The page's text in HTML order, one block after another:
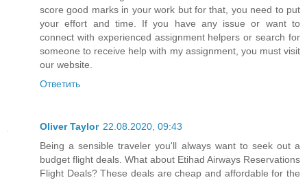
score good marks in your work but for that, you need to put
your effort and time. If you have any issue or want to
connect with experienced assignment helpers or search for
someone to receive help with my assignment, you must visit
our website.
Ответить
Oliver Taylor 22.08.2020, 09:43
Being a sensible traveler you'll always want to seek out a
budget flight deals. What about Etihad Airways Reservations
Flight Deals? These deals are cheap and affordable for the